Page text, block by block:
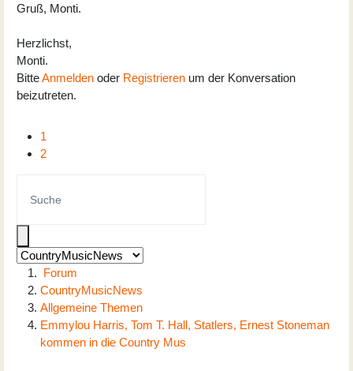
Gruß, Monti.
Herzlichst,
Monti.
BitteAnmelden oder Registrieren um der Konversation
beizutreten.
1
2
Forum
CountryMusicNews
Allgemeine Themen
Emmylou Harris, Tom T. Hall, Statlers, Ernest Stoneman
kommen in die Country Mus